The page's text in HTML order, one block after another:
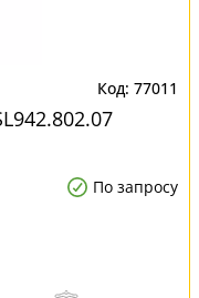
77011
По запросу